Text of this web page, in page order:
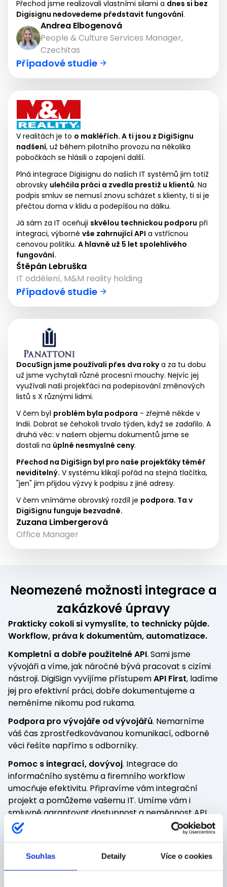
Souhlas Detaily Více o cookies
Přechod jsme realizovali vlastními silami a dnes si bez
Digisignu nedovedeme představit fungování.
Andrea Elbogenová
People & Culture Services Manager,
Czechitas
Případové studie
V realitách je to o makléřích. A ti jsou z DigiSignu
nadšení, už během pilotního provozu na několika
pobočkách se hlásili o zapojení další.
Plná integrace Digisignu do našich IT systémů jim totiž
obrovsky ulehčila práci a zvedla prestiž u klientů. Na
podpis smluv se nemusí znovu scházet s klienty, ti si je
přečtou doma v klidu a podepíšou na dálku.
Já sám za IT oceňuji skvělou technickou podporu při
integraci, výborné vše zahrnující API a vstřícnou
cenovou politiku. A hlavně už 5 let spolehlivého
fungování.
Štěpán Lebruška
IT oddělení, M&M reality holding
Případové studie
DocuSign jsme používali přes dva rokya za tu dobu
už jsme vychytali různé procesní mouchy. Nejvíc jej
využívali naši projekťáci na podepisování změnových
listů s X různými lidmi.
V čem byl problém byla podpora - zřejmě někde v
Indii. Dobrat se čehokoli trvalo týden, když se zadařilo. A
druhá věc: v našem objemu dokumentů jsme se
dostali na úplně nesmyslné ceny.
Přechod na DigiSign byl pro naše projekťáky téměř
neviditelný. V systému klikají pořád na stejná tlačítka,
"jen" jim přijdou výzvy k podpisu z jiné adresy.
V čem vnímáme obrovský rozdíl je podpora. Ta v
DigiSignu funguje bezvadně.
Zuzana Limbergerová
Office Manager
Neomezené možnosti integrace a
zakázkové úpravy
Prakticky cokoli si vymyslíte, to technicky půjde.
Workflow, práva k dokumentům, automatizace.
Kompletní a dobře použitelné API. Sami jsme
vývojáři a víme, jak náročné bývá pracovat s cizími
nástroji. DigiSign vyvíjíme přístupemAPI First, ladíme
jej pro efektivní práci, dobře dokumentujeme a
neměníme nikomu pod rukama.
Podpora pro vývojáře od vývojářů. Nemarníme
váš čas zprostředkovávanou komunikací, odborné
věci řešíte napřímo s odborníky.
Pomoc s integrací, dovývoj. Integrace do
informačního systému a firemního workflow
umocňuje efektivitu. Připravíme vám integrační
projekt a pomůžeme vašemu IT. Umíme vám i
smluvně garantovat dostupnost a neměnnost API
základní API dokumentace
osobních certifikátů, firemních pečetí, vývojářské
sandboxy, SLA, přizpůsobení GDPR,... Prostě vše, na